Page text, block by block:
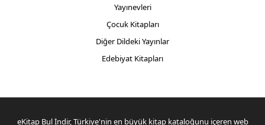
Yayınevleri
Çocuk Kitapları
Diğer Dildeki Yayınlar
Edebiyat Kitapları
eKitap Bul İndir, Türkiye'nin en büyük kitap kataloğunu içeren web